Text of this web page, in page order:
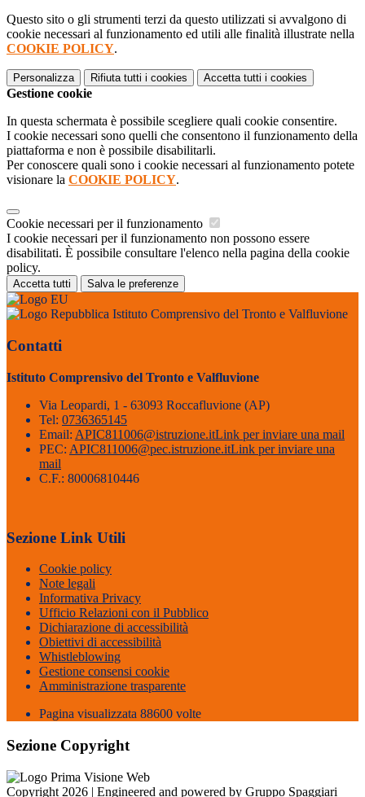
Questo sito o gli strumenti terzi da questo utilizzati si avvalgono di
cookie necessari al funzionamento ed utili alle finalità illustrate nella
COOKIE POLICY.
Personalizza Rifiuta tutti i cookies Accetta tutti i cookies
Gestione cookie
In questa schermata è possibile scegliere quali cookie consentire.
I cookie necessari sono quelli che consentono il funzionamento della
piattaforma e non è possibile disabilitarli.
Per conoscere quali sono i cookie necessari al funzionamento potete
visionare la COOKIE POLICY.
Cookie necessari per il funzionamento
I cookie necessari per il funzionamento non possono essere
disabilitati. È possibile consultare l'elenco nella pagina della cookie
policy.
Accetta tutti Salva le preferenze
Istituto Comprensivo del Tronto e Valfluvione
Contatti
Istituto Comprensivo del Tronto e Valfluvione
Via Leopardi, 1 - 63093 Roccafluvione (AP)
Tel: 0736365145
Email: APIC811006@istruzione.itLink per inviare una mail
PEC: APIC811006@pec.istruzione.itLink per inviare una
mail
C.F.: 80006810446
Sezione Link Utili
Cookie policy
Note legali
Informativa Privacy
Ufficio Relazioni con il Pubblico
Dichiarazione di accessibilità
Obiettivi di accessibilità
Whistleblowing
Gestione consensi cookie
Amministrazione trasparente
Pagina visualizzata 88600 volte
Sezione Copyright
Copyright 2026 | Engineered and powered by Gruppo Spaggiari